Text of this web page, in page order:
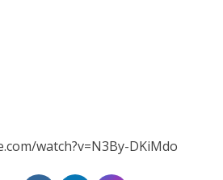
watch?v=N3By-DKiMdo